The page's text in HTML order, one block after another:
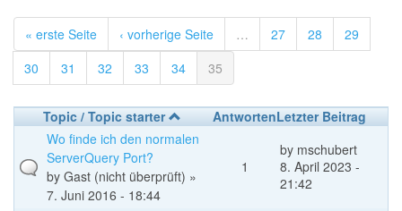
« erste Seite ‹ vorherige Seite … 27 28
29
30
31 32 33 34 35
Topic / Topic starter AntwortenLetzter Beitrag
Wo finde ich den normalen
ServerQuery Port?
by Gast (nicht überprüft) »
7. Juni 2016 - 18:44
1
by mschubert
8. April 2023 -
21:42